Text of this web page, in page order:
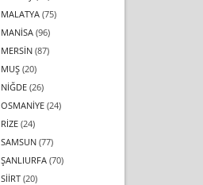
MALATYA(75)
MANİSA(96)
MERSİN(87)
MUŞ(20)
NİĞDE(26)
OSMANİYE(24)
RİZE(24)
SAMSUN(77)
ŞANLIURFA(70)
SİİRT(20)